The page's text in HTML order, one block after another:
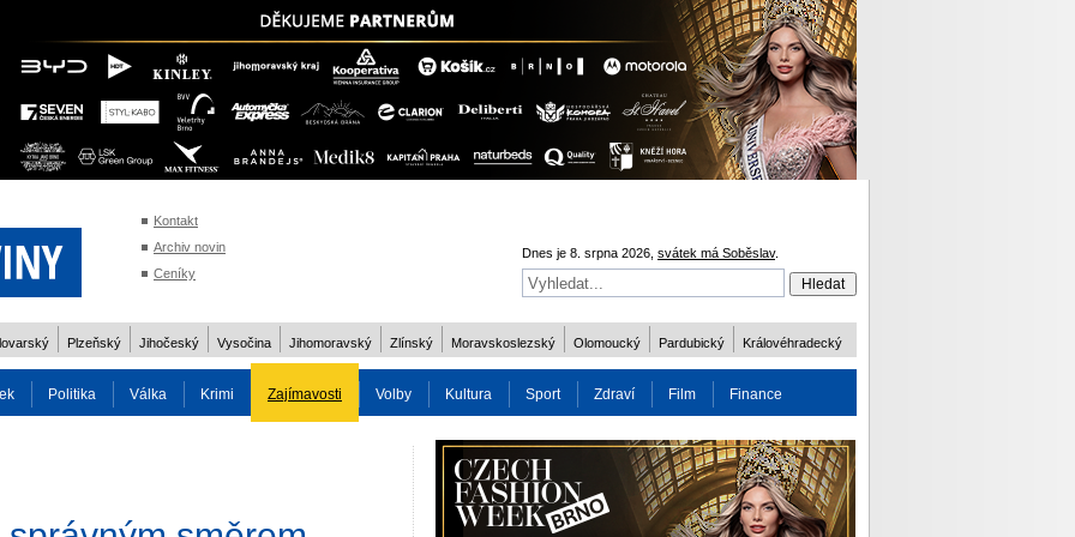
Kontakt
Archiv novin
Ceníky
Dnes je 8. srpna 2026, svátek má Soběslav.
Plzeňský Jihočeský Vysočina Jihomoravský Zlínský Moravskoslezský Olomoucký Pardubický Královéhradecký
Politika Válka Krimi Zajímavosti Volby Kultura Sport Zdraví Film Finance
Charita Osobnost Více ODM 2016